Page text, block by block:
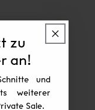
zu
an!
und
weiterer
Sale.